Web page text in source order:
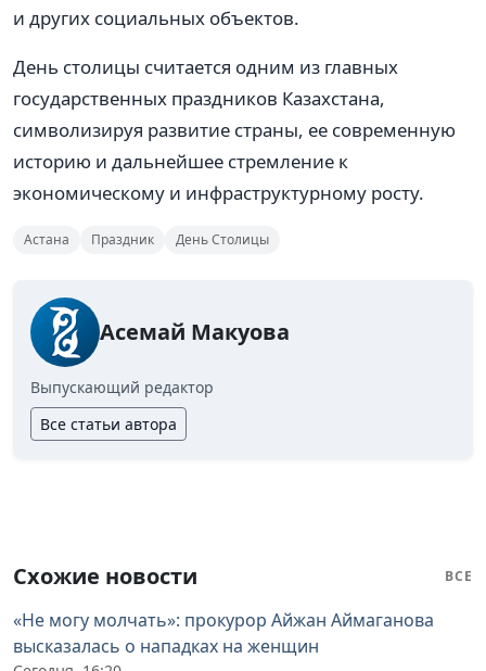
и других социальных объектов.
День столицы считается одним из главных
государственных праздников Казахстана,
символизируя развитие страны, ее современную
историю и дальнейшее стремление к
экономическому и инфраструктурному росту.
Астана Праздник День Столицы
Асемай Макуова
Выпускающий редактор
Все статьи автора
Схожие новости ВСЕ
«Не могу молчать»: прокурор Айжан Аймаганова
высказалась о нападках на женщин